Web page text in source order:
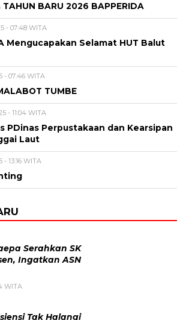
BARU 2026 BAPPERIDA
- 07:48 WITA
Mengucapakan Selamat HUT Balut
- 07:46 WITA
TUMBE
- 11:04 WITA
PDinas Perpustakaan dan Kearsipan
Laut
- 13:16 WITA
Serahkan SK
Ingatkan ASN
WITA
Tak Halangi